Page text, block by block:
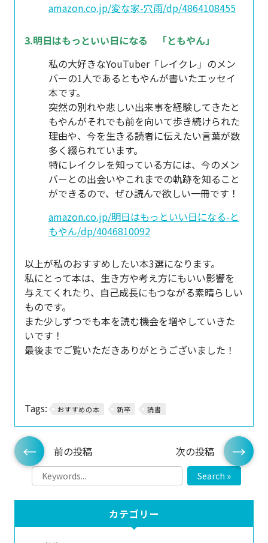
amazon.co.jp/変な家-穴雨/dp/4864108455
3.明日はもっといい日になる 「ともやん」
私の大好きなYouTuber「レイクレ」のメン
バーの1人であるともやんが書いたエッセイ
本です。
突然の別れや悲しい出来事を経験してきたと
もやんがそれでも前を向いて歩き続けられた
理由や、今を生きる読者に伝えたい言葉が数
多く綴られています。
特にレイクレを知っている方には、今のメン
バーとの出会いやこれまでの軌跡を知ること
ができるので、ぜひ読んで欲しい一冊です！
amazon.co.jp/明日はもっといい日になる-と
もやん/dp/4046810092
以上が私のおすすめしたい本3選になります。
私にとって本は、生き方や考え方にもいい影響を
与えてくれたり、自己成長にもつながる素晴らしい
ものです。
また少しずつでも本を読む機会を増やしていきた
いです！
最後までご覧いただきありがとうございました！
Tags: おすすめの本 新卒 読書
前の投稿 次の投稿
Search »
カテゴリー